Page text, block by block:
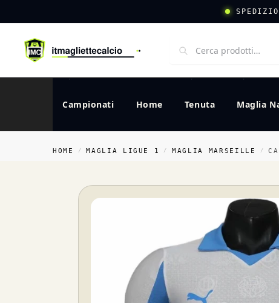
Campionati Home Tenuta Maglia
HOME / MAGLIA LIGUE 1 / MAGLIA MARSEILLE /